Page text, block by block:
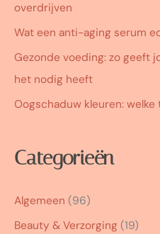
overdrijven
Wat een anti-aging serum
Gezonde voeding: zo geeft
het nodig heeft
Oogschaduw kleuren:
Categorieën
Algemeen (96)
Beauty & Verzorging (19)